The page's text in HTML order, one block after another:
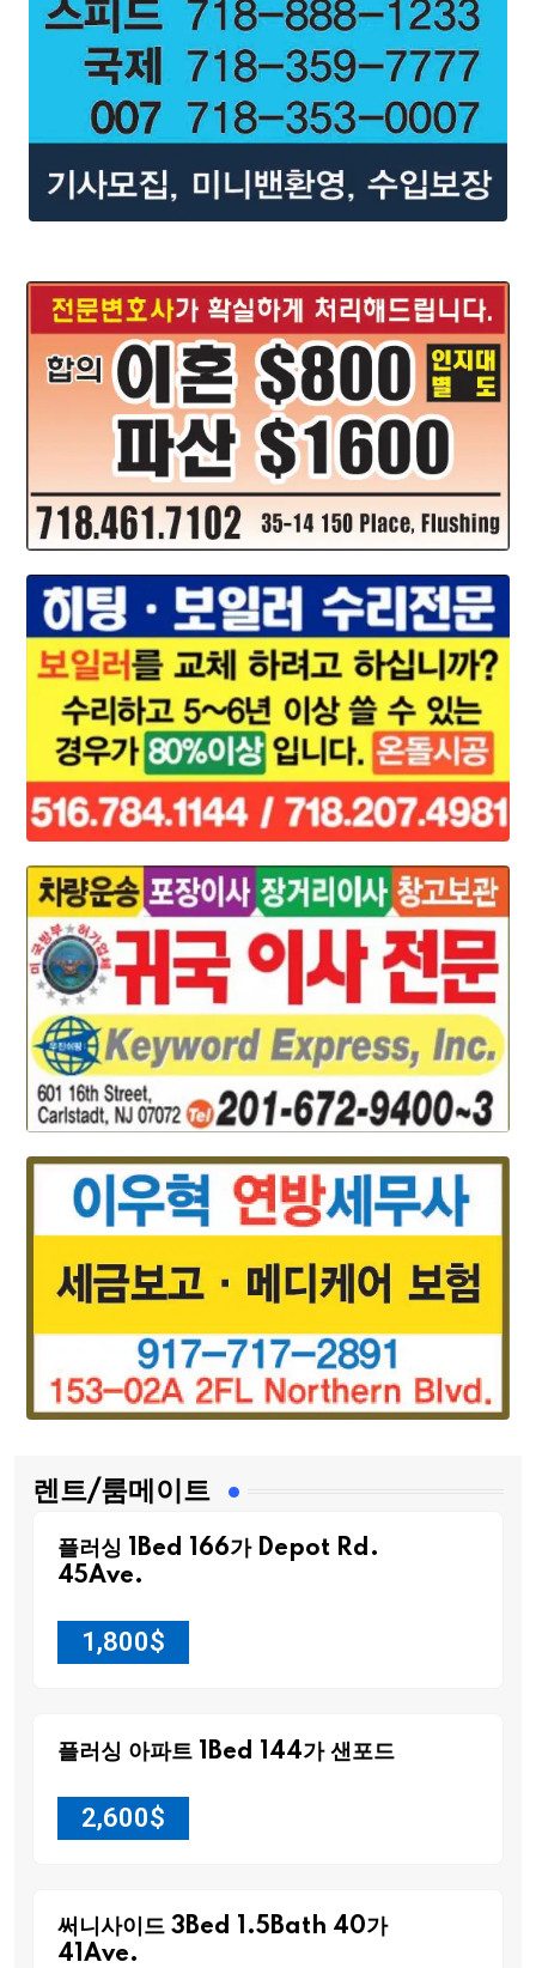
렌트/룸메이트
플러싱 1Bed 166가 Depot Rd.
45Ave.
1,800$
플러싱 아파트 1Bed 144가 샌포드
2,600$
써니사이드 3Bed 1.5Bath 40가
41Ave.